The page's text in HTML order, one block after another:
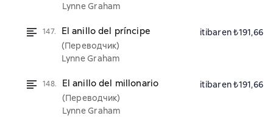
Lynne Graham
147. El anillo del príncipe
(Переводчик)
Lynne Graham
itibaren ₺191,66
148. El anillo del millonario
(Переводчик)
Lynne Graham
itibaren ₺191,66